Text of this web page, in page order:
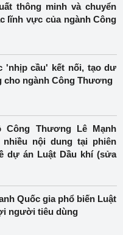
thông minh và chuyển
lĩnh vực của ngành Công
'nhịp cầu' kết nối, tạo dư
cho ngành Công Thương
Thương Lê Mạnh
nhiều nội dung tại phiên
dự án Luật Dầu khí (sửa
Quốc gia phổ biến Luật
người tiêu dùng